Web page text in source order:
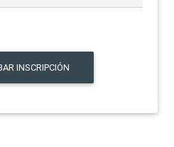
INSCRIPCIÓN